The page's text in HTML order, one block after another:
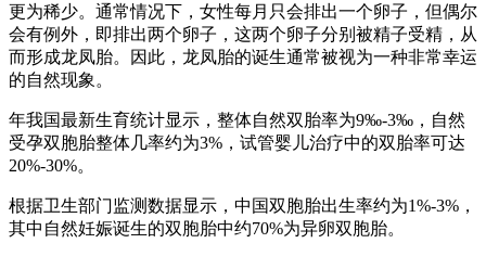
更为稀少。通常情况下，女性每月只会排出一个卵子，但偶尔
会有例外，即排出两个卵子，这两个卵子分别被精子受精，从
而形成龙凤胎。因此，龙凤胎的诞生通常被视为一种非常幸运
的自然现象。
年我国最新生育统计显示，整体自然双胎率为9‰-3‰，自然
受孕双胞胎整体几率约为3%，试管婴儿治疗中的双胎率可达
20%-30%。
根据卫生部门监测数据显示，中国双胞胎出生率约为1%-3%，
其中自然妊娠诞生的双胞胎中约70%为异卵双胞胎。